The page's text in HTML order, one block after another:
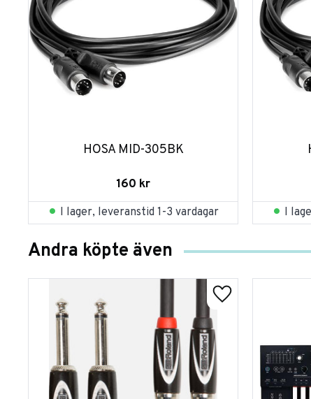
HOSA MID-305BK
160 kr
I lager, leveranstid 1-3 vardagar I
Andra köpte även